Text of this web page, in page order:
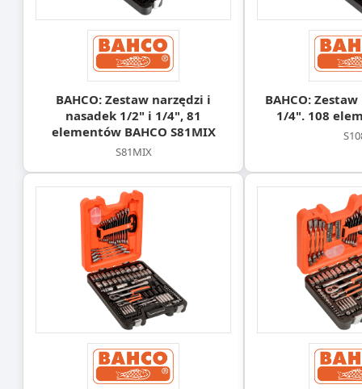
BAHCO: Zestaw narzędzi i
nasadek 1/2" i 1/4", 81
elementów BAHCO S81MIX
S81MIX
BAHCO:
1/4". 108